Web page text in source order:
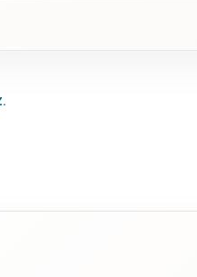
i poziome, klasyczne bez
Większość portfeli ma ochronę